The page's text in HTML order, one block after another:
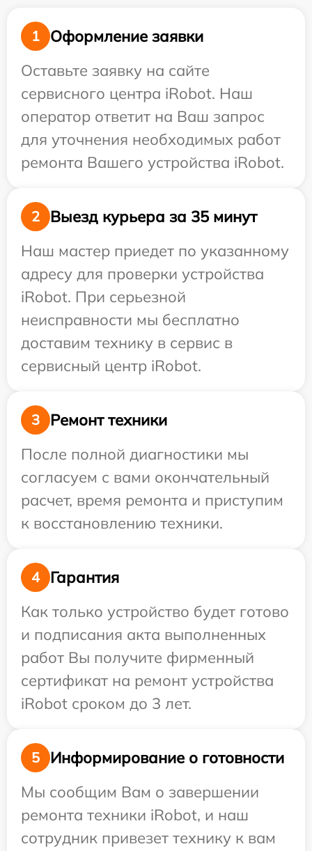
1
Оформление заявки
Оставьте заявку на сайте
сервисного центра iRobot. Наш
оператор ответит на Ваш запрос
для уточнения необходимых работ
ремонта Вашего устройства iRobot.
2
Выезд курьера за 35 минут
Наш мастер приедет по указанному
адресу для проверки устройства
iRobot. При серьезной
неисправности мы бесплатно
доставим технику в сервис в
сервисный центр iRobot.
3
Ремонт техники
После полной диагностики мы
согласуем с вами окончательный
расчет, время ремонта и приступим
к восстановлению техники.
4
Гарантия
Как только устройство будет готово
и подписания акта выполненных
работ Вы получите фирменный
сертификат на ремонт устройства
iRobot сроком до 3 лет.
5
Информирование о готовности
Мы сообщим Вам о завершении
ремонта техники iRobot, и наш
сотрудник привезет технику к вам